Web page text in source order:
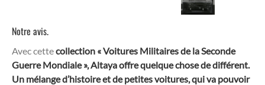
Notre avis.
Avec cettecollection « Voitures Militaires de la Seconde
Guerre Mondiale », Altaya offre quelque chose de différent.
Un mélange d’histoire et de petites voitures, qui va pouvoir